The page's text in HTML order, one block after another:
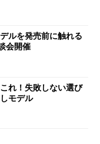
ルを発売前に触れる
会開催
れ！失敗しない選び
モデル